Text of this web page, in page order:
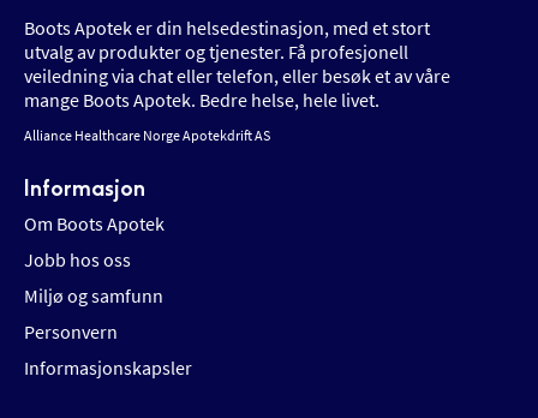
Boots Apotek er din helsedestinasjon, med et stort
utvalg av produkter og tjenester. Få profesjonell
veiledning via chat eller telefon, eller besøk et av våre
mange Boots Apotek. Bedre helse, hele livet.
Alliance Healthcare Norge Apotekdrift AS
Informasjon
Om Boots Apotek
Jobb hos oss
Miljø og samfunn
Personvern
Informasjonskapsler